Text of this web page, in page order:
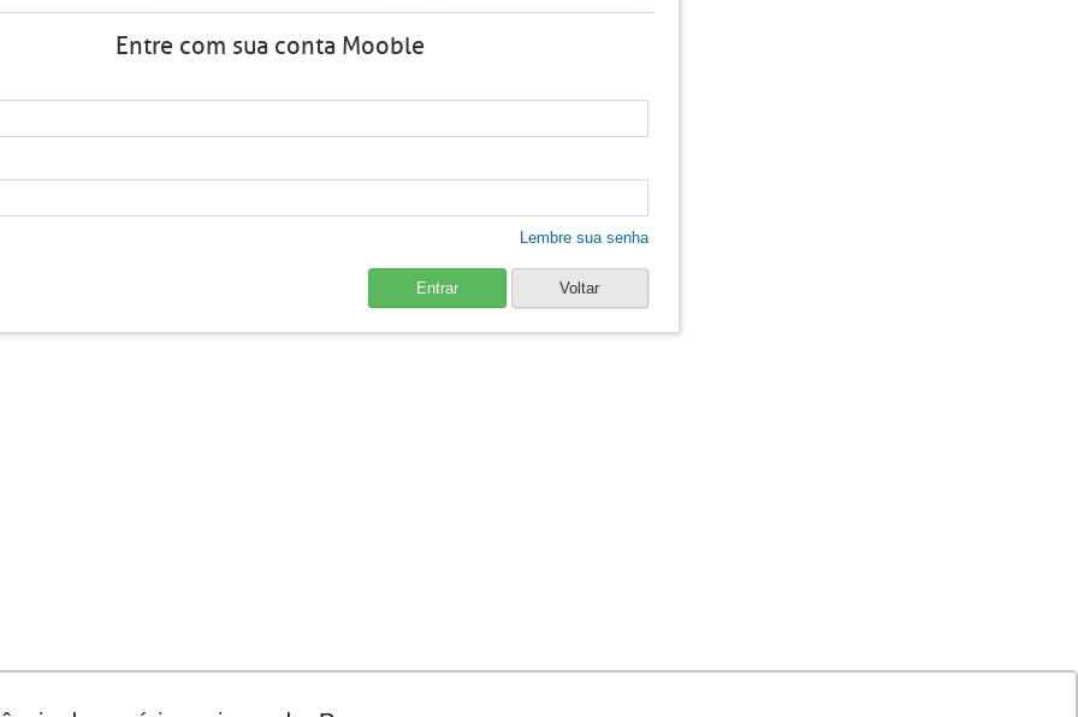
Entre com sua conta Mooble
Lembre sua senha
Entrar Voltar